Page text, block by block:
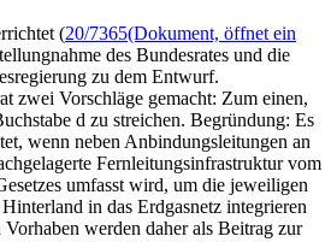
(20/7365(Dokument, öffnet ein
des Bundesrates und die
zu dem Entwurf.
zwei Vorschläge gemacht: Zum einen,
d zu streichen. Begründung: Es
wenn neben Anbindungsleitungen an
Fernleitungsinfrastruktur vom
umfasst wird, um die jeweiligen
in das Erdgasnetz integrieren
werden daher als Beitrag zur